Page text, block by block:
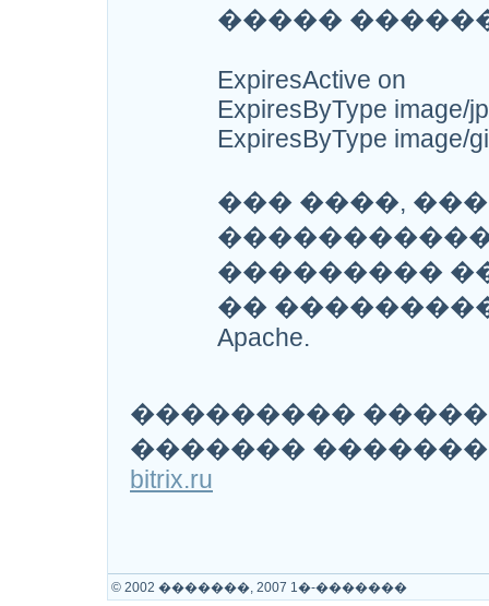
�����
ExpiresActive on
ExpiresByType image/
ExpiresByType image/
��� ����,
���������
��
Apache.
���������
�������
bitrix.ru
© 2002 �������, 2007 1�-�������